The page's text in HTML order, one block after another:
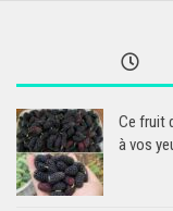
Ce fruit
à vos